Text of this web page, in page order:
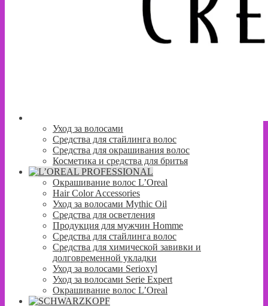
Уход за волосами
Средства для стайлинга волос
Средства для окрашивания волос
Косметика и средства для бритья
Окрашивание волос L’Oreal
Hair Color Accessories
Уход за волосами Mythic Oil
Средства для осветления
Продукция для мужчин Homme
Средства для стайлинга волос
Средства для химической завивки и
долговременной укладки
Уход за волосами Serioxyl
Уход за волосами Serie Expert
Окрашивание волос L’Oreal